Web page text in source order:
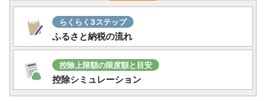
らくらく3ステップ
ふるさと納税の流れ
控除上限額の限度額と目安
控除シミュレーション